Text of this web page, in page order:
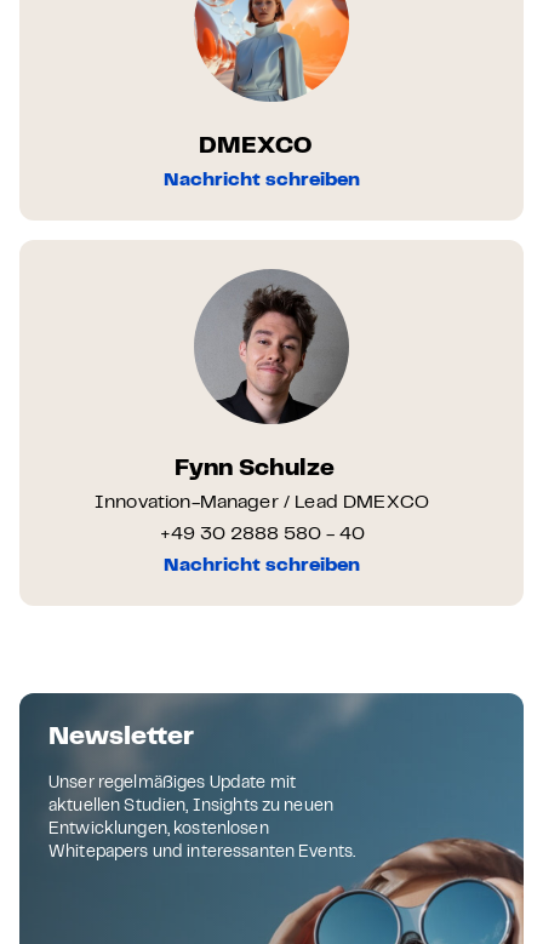
DMEXCO
Nachricht schreiben
Fynn Schulze
Innovation-Manager / Lead DMEXCO
+49 30 2888 580 - 40
Nachricht schreiben
Newsletter
Unser regelmäßiges Update mit
aktuellen Studien, Insights zu neuen
Entwicklungen, kostenlosen
Whitepapers und interessanten Events.